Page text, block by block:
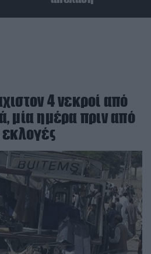
4 νεκροί από
μία ημέρα πριν από
εκλογές